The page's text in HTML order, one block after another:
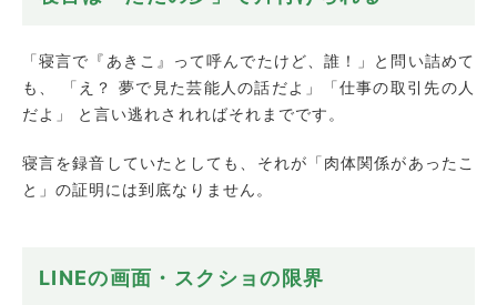
「寝言で『あきこ』って呼んでたけど、誰！」と問い詰めて
も、 「え？ 夢で見た芸能人の話だよ」「仕事の取引先の人
だよ」 と言い逃れされればそれまでです。
寝言を録音していたとしても、それが「肉体関係があったこ
と」の証明には到底なりません。
LINEの画面・スクショの限界